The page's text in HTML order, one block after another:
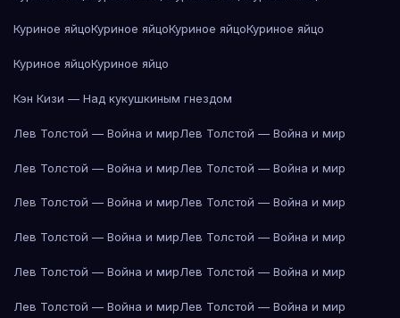
Куриное яйцоКуриное яйцоКуриное яйцоКуриное яйцо
Куриное яйцоКуриное яйцо
Кэн Кизи — Над кукушкиным гнездом
Лев Толстой — Война и мирЛев Толстой — Война и мир
Лев Толстой — Война и мирЛев Толстой — Война и мир
Лев Толстой — Война и мирЛев Толстой — Война и мир
Лев Толстой — Война и мирЛев Толстой — Война и мир
Лев Толстой — Война и мирЛев Толстой — Война и мир
Лев Толстой — Война и мирЛев Толстой — Война и мир